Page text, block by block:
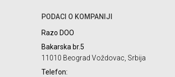
PODACI O KOMPANIJI
Razo DOO
Bakarska br.5
11010 Beograd Voždovac, Srbija
Telefon: